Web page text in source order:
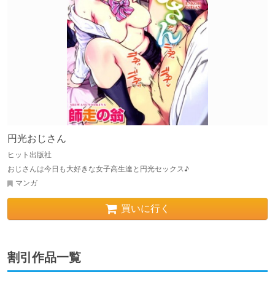
円光おじさん
ヒット出版社
おじさんは今日も大好きな女子高生達と円光セックス♪
マンガ
買いに行く
割引作品一覧